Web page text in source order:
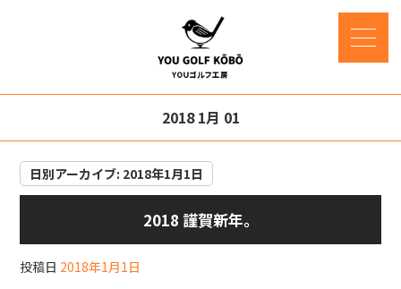
2018 1月 01
日別アーカイブ: 2018年1月1日
2018 謹賀新年。
投稿日 2018年1月1日